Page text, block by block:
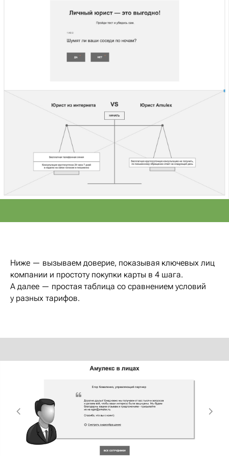
Ниже — вызываем доверие, показывая ключевых лиц
компании и простоту покупки карты в 4 шага.
А далее — простая таблица со сравнением условий
у разных тарифов.